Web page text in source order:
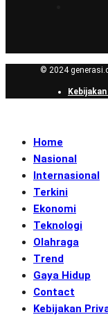
© 2024
Home
Nasional
Internasional
Terkini
Ekonomi
Teknologi
Olahraga
Trend
Gaya Hidup
Contact
Kebijakan